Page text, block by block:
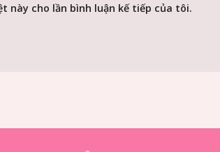
cho lần bình luận kế tiếp của tôi.